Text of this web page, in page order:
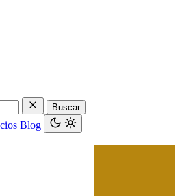
Buscar
Blog